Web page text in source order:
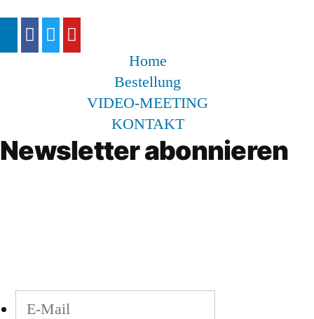
Home
Bestellung
VIDEO-MEETING
KONTAKT
Newsletter abonnieren